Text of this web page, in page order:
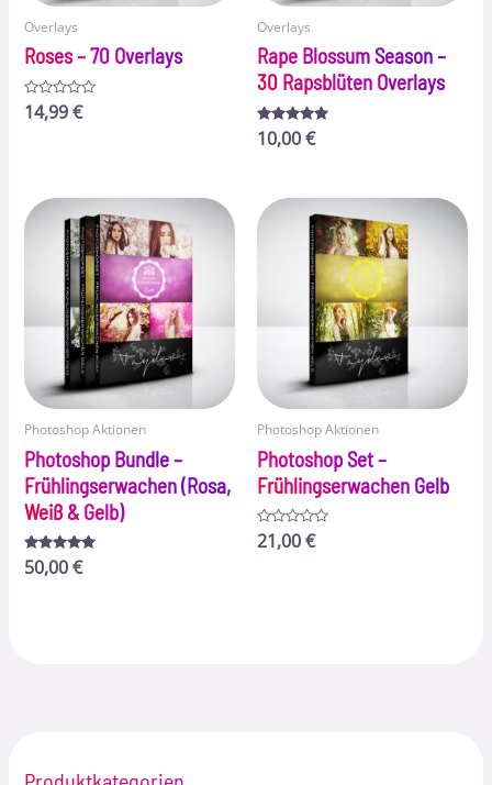
Overlays
Roses – 70 Overlays
Bewertet
mit
14,99€
Overlays
Rape Blossum Season –
30 Rapsblüten Overlays
Bewertet
mit
10,00€
Photoshop Aktionen
Photoshop Bundle –
Frühlingserwachen (Rosa,
Weiß & Gelb)
Bewertet
mit
50,00€
Photoshop Aktionen
Photoshop Set –
Frühlingserwachen Gelb
Bewertet
mit
21,00€